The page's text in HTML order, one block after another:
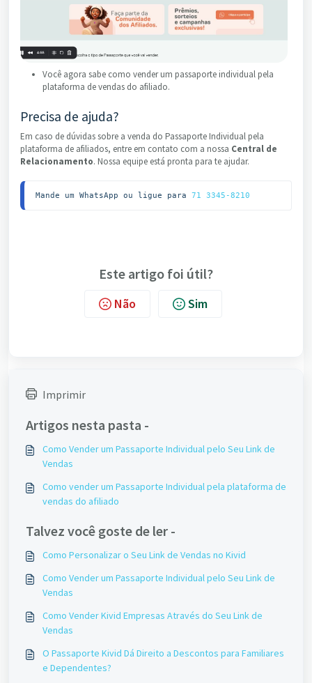
Você agora sabe como vender um passaporte individual pela
plataforma de vendas do afiliado.
Precisa de ajuda?
Em caso de dúvidas sobre a venda do Passaporte Individual pela
plataforma de afiliados, entre em contato com a nossa Central de
Relacionamento. Nossa equipe está pronta para te ajudar.
Mande um WhatsApp ou ligue para 71 3345-8210
Este artigo foi útil?
Não Sim
Imprimir
Artigos nesta pasta -
Como Vender um Passaporte Individual pelo Seu Link de
Vendas
Como vender um Passaporte Individual pela plataforma de
vendas do afiliado
Talvez você goste de ler -
Como Personalizar o Seu Link de Vendas no Kivid
Como Vender um Passaporte Individual pelo Seu Link de
Vendas
Como Vender Kivid Empresas Através do Seu Link de
Vendas
O Passaporte Kivid Dá Direito a Descontos para Familiares
e Dependentes?